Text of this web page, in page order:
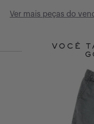
Ver mais peças do
VOCÊ